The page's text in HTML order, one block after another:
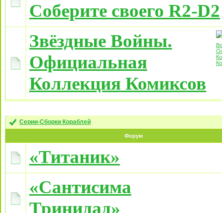
Соберите своего R2-D2
Звёздные Войны.
Официальная
Коллекция Комиксов
Серии-Сборки Кораблей
Форум
«Титаник»
«Сантисима
Тринидад»